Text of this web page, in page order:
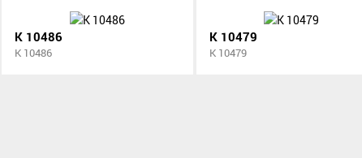
K 10486
K 10486
K 10479
K 10479